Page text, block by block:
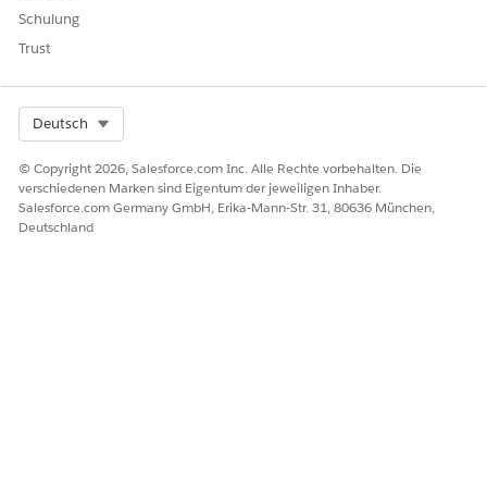
Schulung
Trust
Deutsch
© Copyright 2026, Salesforce.com Inc. Alle Rechte vorbehalten. Die
verschiedenen Marken sind Eigentum der jeweiligen Inhaber.
Salesforce.com Germany GmbH, Erika-Mann-Str. 31, 80636 München,
Deutschland